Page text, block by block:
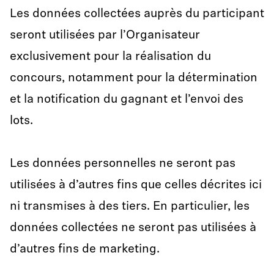
Les données collectées auprès du participant
seront utilisées par l’Organisateur
exclusivement pour la réalisation du
concours, notamment pour la détermination
et la notification du gagnant et l’envoi des
lots.
Les données personnelles ne seront pas
utilisées à d’autres fins que celles décrites ici
ni transmises à des tiers. En particulier, les
données collectées ne seront pas utilisées à
d’autres fins de marketing.